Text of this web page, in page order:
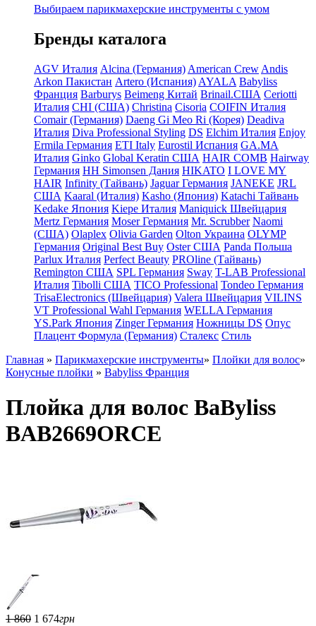
Выбираем парикмахерские инструменты с умом
Бренды каталога
AGV Италия Alcina (Германия) American Crew Andis
Arkon Пакистан Artero (Испания) AYALA Babyliss
Франция Barburys Beimeng Китай Brinail.США Ceriotti
Италия CHI (США) Christina Cisoria COIFIN Италия
Comair (Германия) Daeng Gi Meo Ri (Корея) Deadiva
Италия Diva Professional Styling DS Elchim Италия Enjoy
Ermila Германия ETI Italy Eurostil Испания GA.MA
Италия Ginko Global Keratin США HAIR COMB Hairway
Германия HH Simonsen Дания HIKATO I LOVE MY
HAIR Infinity (Тайвань) Jaguar Германия JANEKE JRL
США Kaaral (Италия) Kasho (Япония) Katachi Тайвань
Kedake Япония Kiepe Италия Maniquick Швейцария
Mertz Германия Moser Германия Mr. Scrubber Naomi
(США) Olaplex Olivia Garden Olton Украина OLYMP
Германия Original Best Buy Oster США Panda Польша
Parlux Италия Perfect Beauty PROline (Тайвань)
Remington США SPL Германия Sway T-LAB Professional
Италия Tibolli США TICO Professional Tondeo Германия
TrisaElectronics (Швейцария) Valera Швейцария VILINS
VT Professional Wahl Германия WELLA Германия
YS.Park Япония Zinger Германия Ножницы DS Опус
Плацент Формула (Германия) Сталекс Стиль
Главная » Парикмахерские инструменты» Плойки для волос»
Конусные плойки » Babyliss Франция
Плойка для волос BaByliss
BAB2669ORCE
1 860 1 674грн